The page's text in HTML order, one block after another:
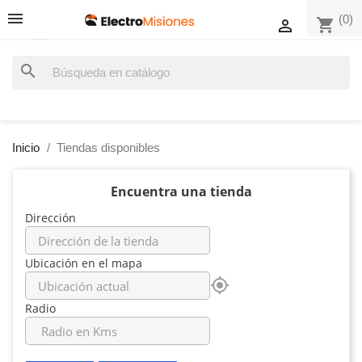
shopping_cart (0)

search
Inicio Tiendas disponibles
Encuentra una tienda
Dirección
Ubicación en el mapa
my_location
Radio